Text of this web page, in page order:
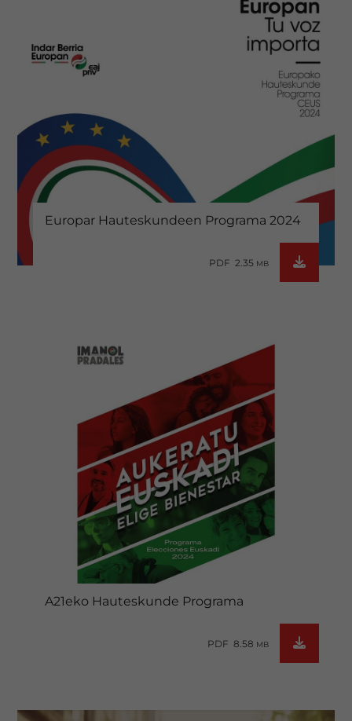
Europar Hauteskundeen Programa 2024
PDF 2.35 MB
A21eko Hauteskunde Programa
PDF 8.58 MB